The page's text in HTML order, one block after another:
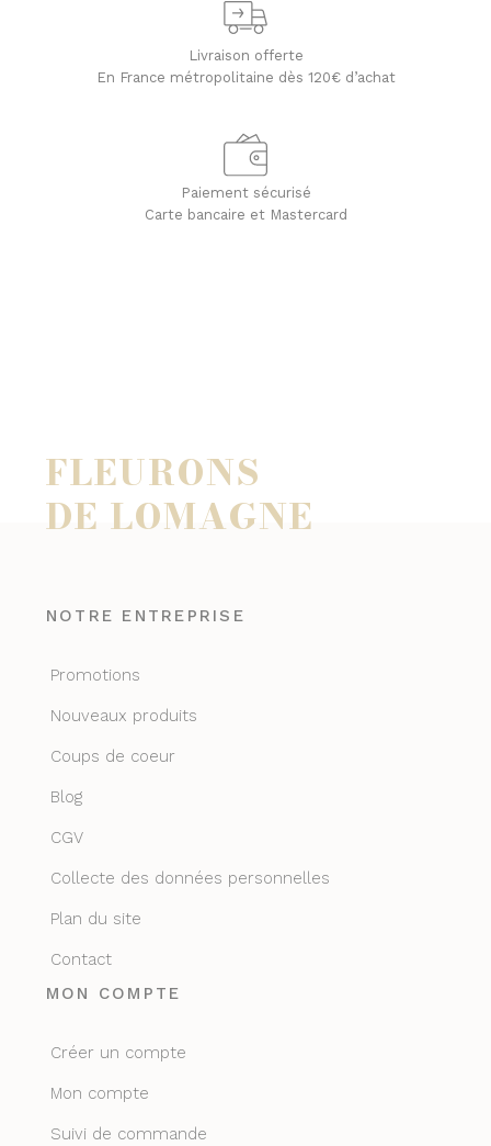
Livraison offerte
En France métropolitaine dès 120€ d’achat
Paiement sécurisé
Carte bancaire et Mastercard
FLEURONS
DE LOMAGNE
NOTRE ENTREPRISE
Promotions
Nouveaux produits
Coups de coeur
Blog
CGV
Collecte des données personnelles
Plan du site
Contact
MON COMPTE
Créer un compte
Mon compte
Suivi de commande